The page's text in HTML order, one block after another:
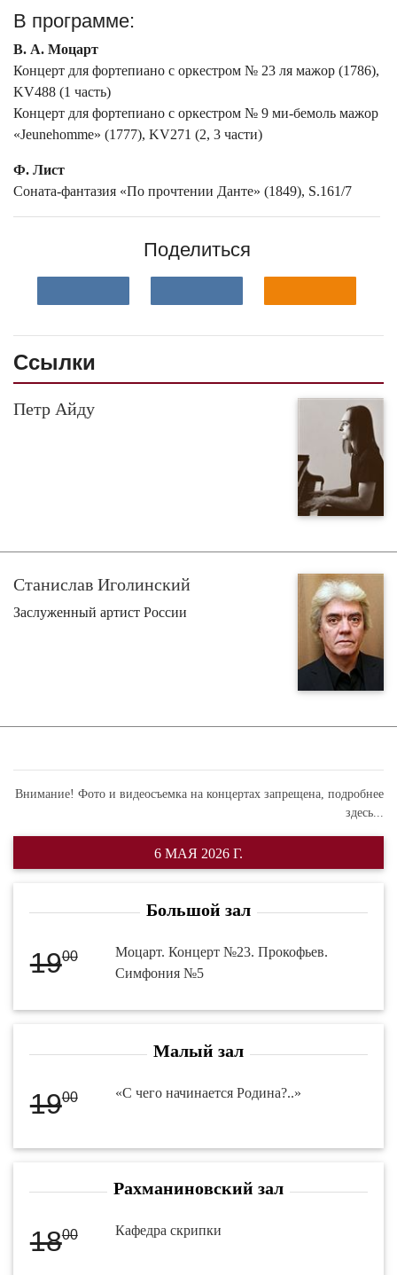
В программе:
В. А. Моцарт
Концерт для фортепиано с оркестром № 23 ля мажор (1786),
KV488 (1 часть)
Концерт для фортепиано с оркестром № 9 ми-бемоль мажор
«Jeunehomme» (1777), KV271 (2, 3 части)
Ф. Лист
Соната-фантазия «По прочтении Данте» (1849), S.161/7
Поделиться
Ссылки
Петр Айду
Станислав Иголинский
Заслуженный артист России
Внимание! Фото и видеосъемка на концертах запрещена, подробнее
здесь...
6 МАЯ 2026 Г.
Большой зал
1900
Моцарт. Концерт №23. Прокофьев.
Симфония №5
Малый зал
1900 «С чего начинается Родина?..»
Рахманиновский зал
1800 Кафедра скрипки